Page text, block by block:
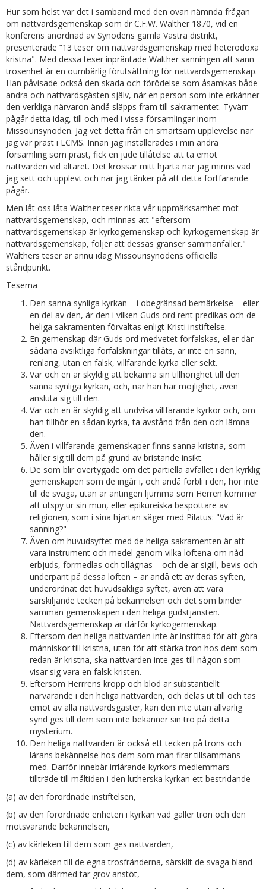
Hur som helst var det i samband med den ovan nämnda frågan
om nattvardsgemenskap som dr C.F.W. Walther 1870, vid en
konferens anordnad av Synodens gamla Västra distrikt,
presenterade ”13 teser om nattvardsgemenskap med heterodoxa
kristna". Med dessa teser inpräntade Walther sanningen att sann
trosenhet är en oumbärlig förutsättning för nattvardsgemenskap.
Han påvisade också den skada och förödelse som åsamkas både
andra och nattvardsgästen själv, när en person som inte erkänner
den verkliga närvaron ändå släpps fram till sakramentet. Tyvärr
pågår detta idag, till och med i vissa församlingar inom
Missourisynoden. Jag vet detta från en smärtsam upplevelse när
jag var präst i LCMS. Innan jag installerades i min andra
församling som präst, fick en jude tillåtelse att ta emot
nattvarden vid altaret. Det krossar mitt hjärta när jag minns vad
jag sett och upplevt och när jag tänker på att detta fortfarande
pågår.
Men låt oss låta Walther teser rikta vår uppmärksamhet mot
nattvardsgemenskap, och minnas att "eftersom
nattvardsgemenskap är kyrkogemenskap och kyrkogemenskap är
nattvardsgemenskap, följer att dessas gränser sammanfaller."
Walthers teser är ännu idag Missourisynodens officiella
ståndpunkt.
Teserna
Den sanna synliga kyrkan – i obegränsad bemärkelse – eller
en del av den, är den i vilken Guds ord rent predikas och de
heliga sakramenten förvaltas enligt Kristi instiftelse.
En gemenskap där Guds ord medvetet förfalskas, eller där
sådana avsiktliga förfalskningar tillåts, är inte en sann,
renlärig, utan en falsk, villfarande kyrka eller sekt.
Var och en är skyldig att bekänna sin tillhörighet till den
sanna synliga kyrkan, och, när han har möjlighet, även
ansluta sig till den.
Var och en är skyldig att undvika villfarande kyrkor och, om
han tillhör en sådan kyrka, ta avstånd från den och lämna
den.
Även i villfarande gemenskaper finns sanna kristna, som
håller sig till dem på grund av bristande insikt.
De som blir övertygade om det partiella avfallet i den kyrklig
gemenskapen som de ingår i, och ändå förbli i den, hör inte
till de svaga, utan är antingen ljumma som Herren kommer
att utspy ur sin mun, eller epikureiska bespottare av
religionen, som i sina hjärtan säger med Pilatus: "Vad är
sanning?"
Även om huvudsyftet med de heliga sakramenten är att
vara instrument och medel genom vilka löftena om nåd
erbjuds, förmedlas och tillägnas – och de är sigill, bevis och
underpant på dessa löften – är ändå ett av deras syften,
underordnat det huvudsakliga syftet, även att vara
särskiljande tecken på bekännelsen och det som binder
samman gemenskapen i den heliga gudstjänsten.
Nattvardsgemenskap är därför kyrkogemenskap.
Eftersom den heliga nattvarden inte är instiftad för att göra
människor till kristna, utan för att stärka tron hos dem som
redan är kristna, ska nattvarden inte ges till någon som
visar sig vara en falsk kristen.
Eftersom Herrrens kropp och blod är substantiellt
närvarande i den heliga nattvarden, och delas ut till och tas
emot av alla nattvardsgäster, kan den inte utan allvarlig
synd ges till dem som inte bekänner sin tro på detta
mysterium.
Den heliga nattvarden är också ett tecken på trons och
lärans bekännelse hos dem som man firar tillsammans
med. Därför innebär irrlärande kyrkors medlemmars
tillträde till måltiden i den lutherska kyrkan ett bestridande
(a) av den förordnade instiftelsen,
(b) av den förordnade enheten i kyrkan vad gäller tron och den
motsvarande bekännelsen,
(c) av kärleken till dem som ges nattvarden,
(d) av kärleken till de egna trosfränderna, särskilt de svaga bland
dem, som därmed tar grov anstöt,